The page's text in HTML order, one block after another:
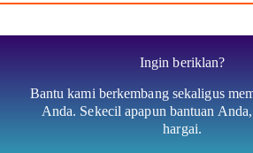
Ingin beriklan?
Bantu kami berkembang sekaligus
Anda. Sekecil apapun bantuan
hargai.